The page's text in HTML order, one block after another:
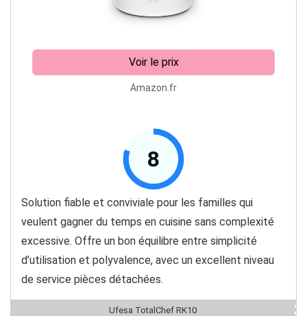
Voir le prix
Amazon.fr
8
Solution fiable et conviviale pour les familles qui
veulent gagner du temps en cuisine sans complexité
excessive. Offre un bon équilibre entre simplicité
d’utilisation et polyvalence, avec un excellent niveau
de service pièces détachées.
Ufesa TotalChef RK10